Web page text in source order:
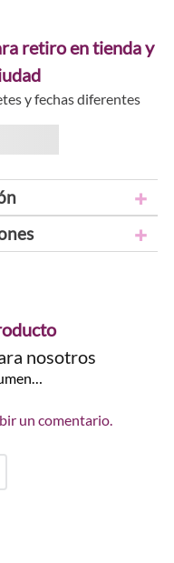
retiro en tienda y
y fechas diferentes
nosotros
un comentario.